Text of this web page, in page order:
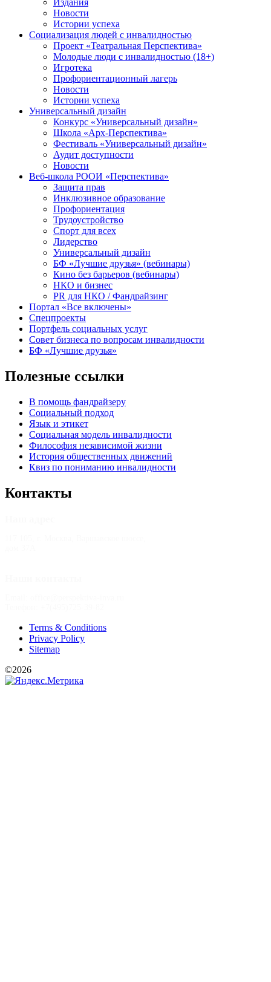
Издания
Новости
Истории успеха
Социализация людей с инвалидностью
Проект «Театральная Перспектива»
Молодые люди с инвалидностью (18+)
Игротека
Профориентационный лагерь
Новости
Истории успеха
Универсальный дизайн
Конкурс «Универсальный дизайн»
Школа «Арх-Перспектива»
Фестиваль «Универсальный дизайн»
Аудит доступности
Новости
Веб-школа РООИ «Перспектива»
Защита прав
Инклюзивное образование
Профориентация
Трудоустройство
Спорт для всех
Лидерство
Универсальный дизайн
БФ «Лучшие друзья» (вебинары)
Кино без барьеров (вебинары)
НКО и бизнес
PR для НКО / Фандрайзинг
Портал «Все включены»
Спецпроекты
Портфель социальных услуг
Совет бизнеса по вопросам инвалидности
БФ «Лучшие друзья»
Полезные ссылки
В помощь фандрайзеру
Социальный подход
Язык и этикет
Социальная модель инвалидности
Философия независимой жизни
История общественных движений
Квиз по пониманию инвалидности
Контакты
Terms & Conditions
Privacy Policy
Sitemap
©2026